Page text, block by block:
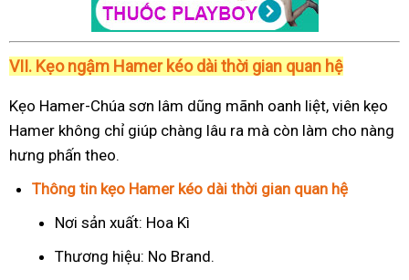
VII. Kẹo ngậm Hamer kéo dài thời gian quan hệ
Kẹo Hamer-Chúa sơn lâm dũng mãnh oanh liệt, viên kẹo
Hamer không chỉ giúp chàng lâu ra mà còn làm cho nàng
hưng phấn theo.
Thông tin kẹo Hamer kéo dài thời gian quan hệ
Nơi sản xuất: Hoa Kì
Thương hiệu: No Brand.